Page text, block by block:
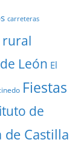
carreteras
rural
León El
Fiestas
de
de Castilla